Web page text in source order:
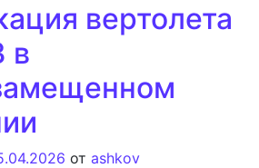
вертолета
в
от ashkov